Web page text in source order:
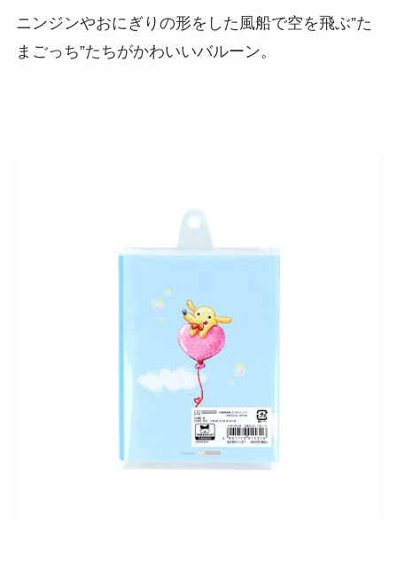
ニンジンやおにぎりの形をした風船で空を飛ぶ”た
まごっち”たちがかわいいバルーン。